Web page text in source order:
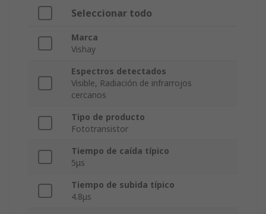
Seleccionar todo
Marca
Vishay
Espectros detectados
Visible, Radiación de infrarrojos
cercanos
Tipo de producto
Fototransistor
Tiempo de caída típico
5μs
Tiempo de subida típico
4.8μs